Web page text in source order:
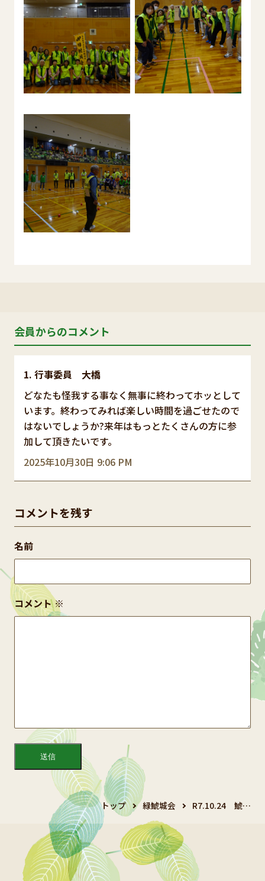
会員からのコメント
行事委員 大橋
2025年10月30日 9:06 PM
どなたも怪我する事なく無事に終わってホッとして
います。終わってみれば楽しい時間を過ごせたので
はないでしょうか?来年はもっとたくさんの方に参
加して頂きたいです。
コメントを残す
コメント※
名前
トップ 緑鯱城会 R7.10.24 鯱…